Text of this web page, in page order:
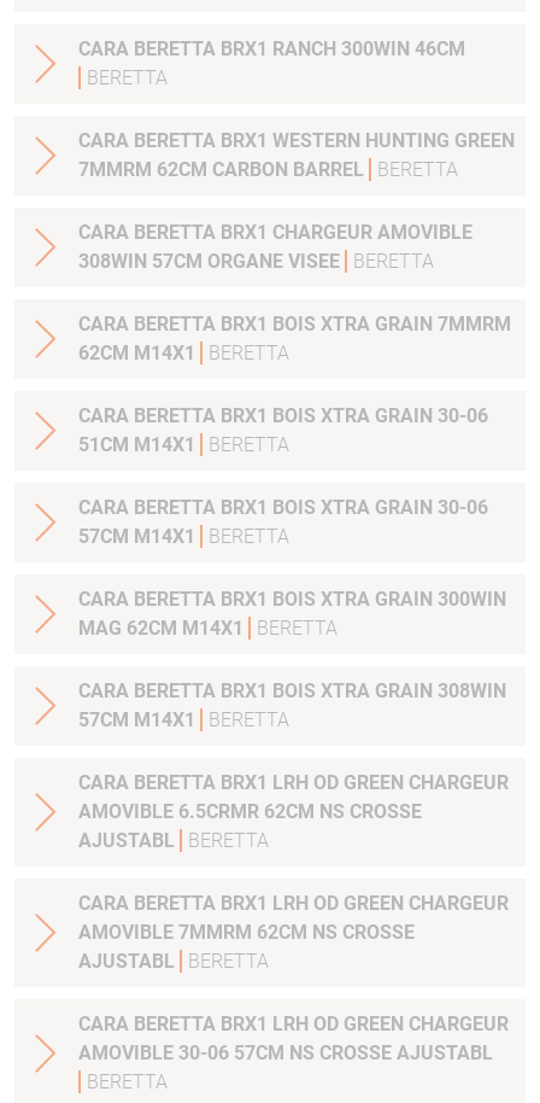
CARA BERETTA BRX1 RANCH 300WIN 46CM
BERETTA
CARA BERETTA BRX1 WESTERN HUNTING GREEN
7MMRM 62CM CARBON BARREL
BERETTA
CARA BERETTA BRX1 CHARGEUR AMOVIBLE
308WIN 57CM ORGANE VISEE
BERETTA
CARA BERETTA BRX1 BOIS XTRA GRAIN 7MMRM
62CM M14X1
BERETTA
CARA BERETTA BRX1 BOIS XTRA GRAIN 30-06
51CM M14X1
BERETTA
CARA BERETTA BRX1 BOIS XTRA GRAIN 30-06
57CM M14X1
BERETTA
CARA BERETTA BRX1 BOIS XTRA GRAIN 300WIN
MAG 62CM M14X1
BERETTA
CARA BERETTA BRX1 BOIS XTRA GRAIN 308WIN
57CM M14X1
BERETTA
CARA BERETTA BRX1 LRH OD GREEN CHARGEUR
AMOVIBLE 6.5CRMR 62CM NS CROSSE
AJUSTABL
BERETTA
CARA BERETTA BRX1 LRH OD GREEN CHARGEUR
AMOVIBLE 7MMRM 62CM NS CROSSE
AJUSTABL
BERETTA
CARA BERETTA BRX1 LRH OD GREEN CHARGEUR
AMOVIBLE 30-06 57CM NS CROSSE AJUSTABL
BERETTA